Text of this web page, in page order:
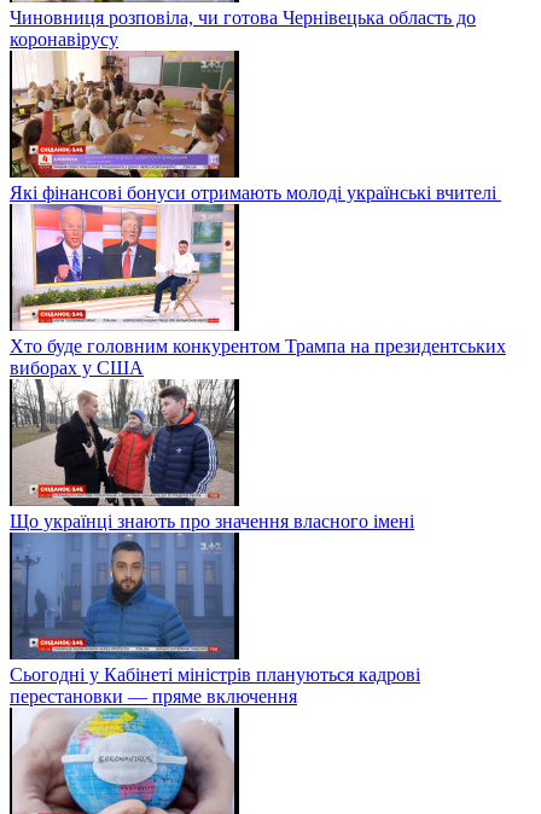
Чиновниця розповіла, чи готова Чернівецька область до
коронавірусу
Які фінансові бонуси отримають молоді українські вчителі
Хто буде головним конкурентом Трампа на президентських
виборах у США
Що українці знають про значення власного імені
Сьогодні у Кабінеті міністрів плануються кадрові
перестановки — пряме включення